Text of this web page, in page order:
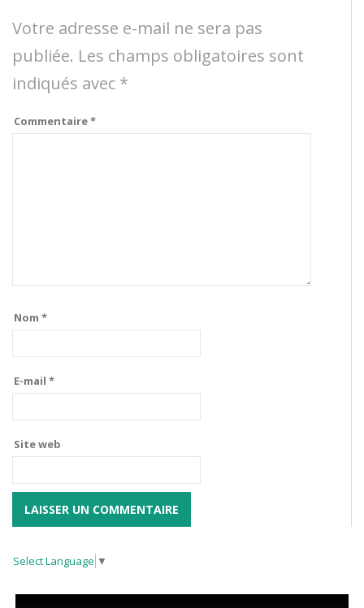
Votre adresse e-mail ne sera pas
publiée. Les champs obligatoires sont
indiqués avec *
Commentaire*
Nom *
E-mail *
Site web
Select Language ▼